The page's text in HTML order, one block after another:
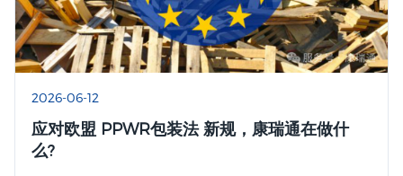
2026-06-12
应对欧盟 PPWR包装法 新规，康瑞通在做什
么?